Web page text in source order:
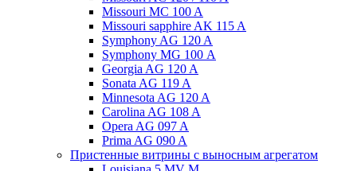
Missouri MC 100 A
Missouri sapphire AK 115 A
Symphony AG 120 A
Symphony MG 100 А
Georgia AG 120 A
Sonata AG 119 A
Minnesota AG 120 A
Carolina AG 108 A
Opera AG 097 A
Prima AG 090 A
Пристенные витрины с выносным агрегатом